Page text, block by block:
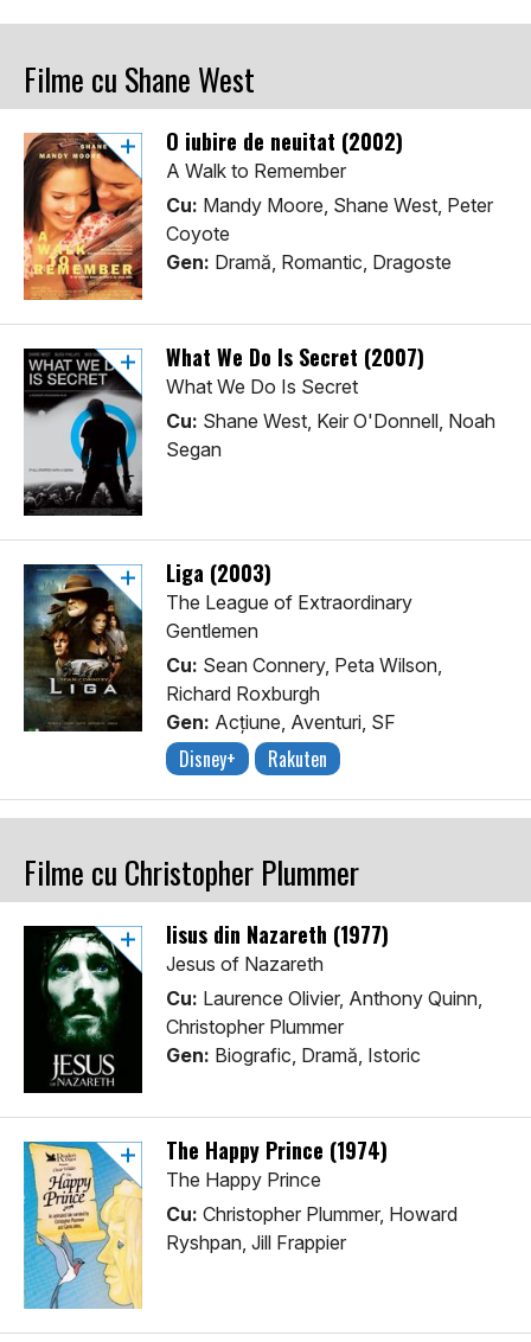
Filme cu Shane West
O iubire de neuitat (2002)
A Walk to Remember
Cu: Mandy Moore, Shane West, Peter
Coyote
Gen: Dramă, Romantic, Dragoste
What We Do Is Secret (2007)
What We Do Is Secret
Cu: Shane West, Keir O'Donnell, Noah
Segan
Liga (2003)
The League of Extraordinary
Gentlemen
Cu: Sean Connery, Peta Wilson,
Richard Roxburgh
Gen: Acţiune, Aventuri, SF
Disney+ Rakuten
Filme cu Christopher Plummer
Iisus din Nazareth (1977)
Jesus of Nazareth
Cu: Laurence Olivier, Anthony Quinn,
Christopher Plummer
Gen: Biografic, Dramă, Istoric
The Happy Prince (1974)
The Happy Prince
Cu: Christopher Plummer, Howard
Ryshpan, Jill Frappier